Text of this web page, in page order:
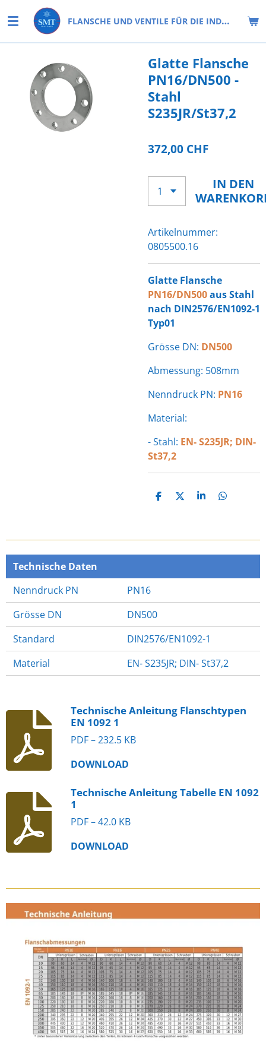
Hauptinhalt
springen
FLANSCHE UND VENTILE FÜR DIE INDUSTRIE
Glatte Flansche
PN16/DN500 -
Stahl
S235JR/St37,2
372,00 CHF
IN DEN
Artikelnummer:
0805500.16
Glatte Flansche
PN16/DN500aus Stahl
nach DIN2576/EN1092-1
Typ01
Grösse DN: DN500
Abmessung: 508mm
Nenndruck PN: PN16
Material:
- Stahl: EN- S235JR; DIN-
St37,2
T
E
T
E
T
E
T
E
Technische Daten
Nenndruck PN
PN16
Grösse DN
DN500
Standard
DIN2576/EN1092-1
Material
EN- S235JR; DIN- St37,2
Technische Anleitung Flanschtypen
EN 1092 1
PDF – 232.5 KB
DOWNLOAD
Technische Anleitung Tabelle EN 1092
1
PDF – 42.0 KB
DOWNLOAD